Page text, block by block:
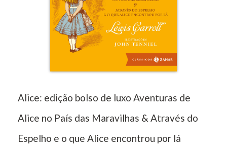
Alice: edição bolso de luxo Aventuras de
Alice no País das Maravilhas & Através do
Espelho e o que Alice encontrou por lá